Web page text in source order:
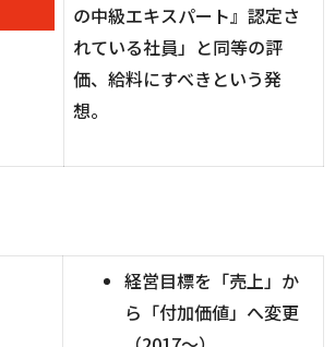
の中級エキスパート』認定さ
れている社員」と同等の評
価、 給料にすべきという発
想。
経営目標を「売上」か
ら「付加価値」へ変更